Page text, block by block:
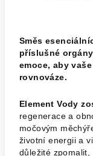
Směs
příslušné
emoce, aby
rovnováze.
Element Vody
regenerace a
močovým
životní energii a
důležité